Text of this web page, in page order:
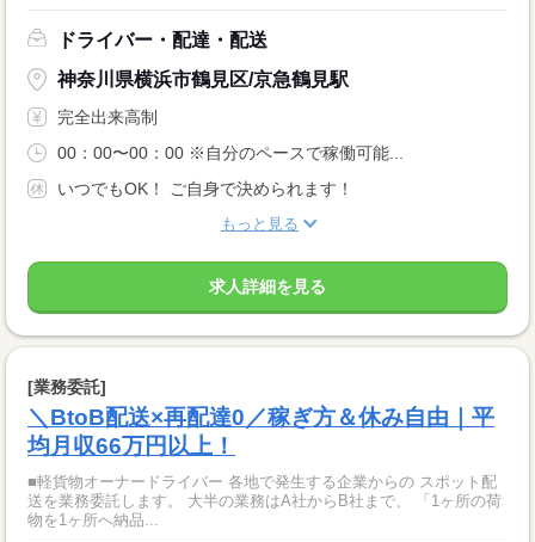
ドライバー・配達・配送
神奈川県横浜市鶴見区/京急鶴見駅
完全出来高制
00：00〜00：00 ※自分のペースで稼働可能...
いつでもOK！ ご自身で決められます！
もっと見る
求人詳細を見る
[業務委託]
＼BtoB配送×再配達0／稼ぎ方＆休み自由｜平
均月収66万円以上！
■軽貨物オーナードライバー 各地で発生する企業からの スポット配
送を業務委託します。 大半の業務はA社からB社まで、 「1ヶ所の荷
物を1ヶ所へ納品...